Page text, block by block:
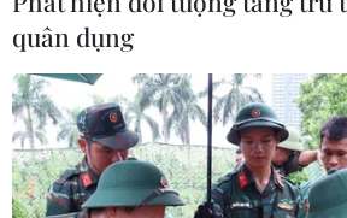
tiền tỷ, "Voi chiến" quyết thắng
04/08/2026 09:19
Đội tuyển Việt Nam nhận
thưởng 2 tỷ đồng sau thắng lợi
Indonesia
quân dụng